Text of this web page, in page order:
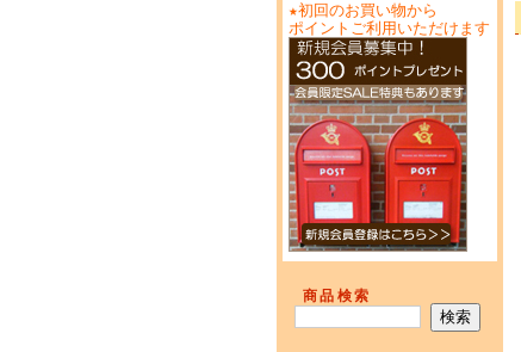
★初回のお買い物から
ポイントご利用いただけます
商品検索